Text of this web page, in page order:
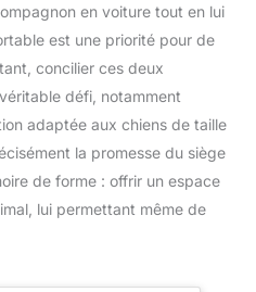
en voiture tout en lui
est une priorité pour de
concilier ces deux
défi, notamment
adaptée aux chiens de taille
la promesse du siège
de forme : offrir un espace
lui permettant même de